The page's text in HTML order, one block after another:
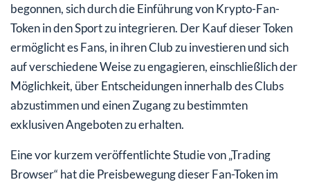
#3 AS Monaco (ASM)
#4: SS Lazio Rom (LAZIO)
#5: FC Arsenal London (AFC)
Die 5 größten Looser der Krypto-Fan-Token
#1: Leeds United (LUFC)
#2: UD Levante (LEV)
begonnen, sich durch die Einführung von Krypto-Fan-
Token in den Sport zu integrieren. Der Kauf dieser Token
ermöglicht es Fans, in ihren Club zu investieren und sich
auf verschiedene Weise zu engagieren, einschließlich der
Möglichkeit, über Entscheidungen innerhalb des Clubs
abzustimmen und einen Zugang zu bestimmten
exklusiven Angeboten zu erhalten.
Eine vor kurzem veröffentlichte Studie von „Trading
Browser“ hat die Preisbewegung dieser Fan-Token im